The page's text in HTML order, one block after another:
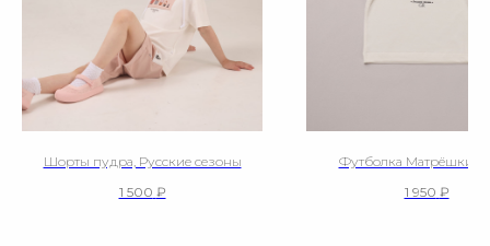
Шорты пудра, Русские сезоны
1 500 ₽
Футболка Матрёшки
1 950 ₽